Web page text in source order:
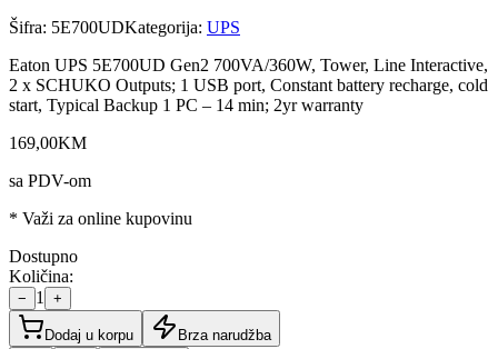
Šifra: 5E700UDKategorija: UPS
Eaton UPS 5E700UD Gen2 700VA/360W, Tower, Line Interactive,
2 x SCHUKO Outputs; 1 USB port, Constant battery recharge, cold
start, Typical Backup 1 PC – 14 min; 2yr warranty
169,00KM
sa PDV-om
* Važi za online kupovinu
Dostupno
Količina:
− 1 +
Dodaj u korpu Brza narudžba